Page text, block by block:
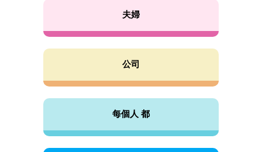
夫婦
公司
每個人 都